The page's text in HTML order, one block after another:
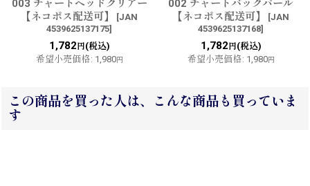
003 チャートヘッドクリアー
【ネコポス配送可】
[JAN
4539625137175]
1,782 円(税込)
希望小売価格: 1,980円
002 チャートバックパール
【ネコポス配送可】
[JAN
4539625137168]
1,782 円(税込)
希望小売価格: 1,980円
この商品を買った人は、こんな商品も買っていま
す